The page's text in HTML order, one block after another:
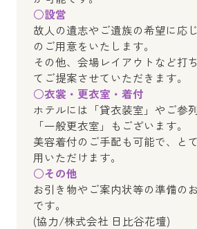
○設営
故人の遺志やご遺族の希望に応
のご用意をいたします。
その他、会場レイアウトなど打
てご提案させていただきます。
○衣裳・更衣室・着付
ホテルには「貸衣装室」やご参
「一般更衣室」もございます。
美容着付のご手配も可能で、と
用いただけます。
○その他
お引き物やご案内状等の準備の
です。
(協力/株式会社 日比谷花壇)